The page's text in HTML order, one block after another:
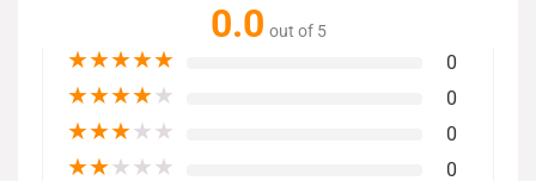
0.0 out of 5
★★★★★ 0
★★★★★ 0
★★★★★ 0
★★★★★ 0